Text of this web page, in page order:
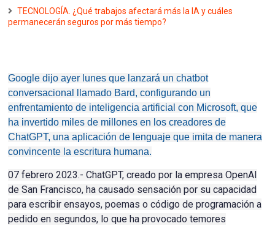
TECNOLOGÍA. ¿Qué trabajos afectará más la IA y cuáles
permanecerán seguros por más tiempo?
Google dijo ayer lunes que lanzará un chatbot
conversacional llamado Bard, configurando un
enfrentamiento de inteligencia artificial con Microsoft, que
ha invertido miles de millones en los creadores de
ChatGPT, una aplicación de lenguaje que imita de manera
convincente la escritura humana.
07 febrero 2023.- ChatGPT, creado por la empresa OpenAI
de San Francisco, ha causado sensación por su capacidad
para escribir ensayos, poemas o código de programación a
pedido en segundos, lo que ha provocado temores